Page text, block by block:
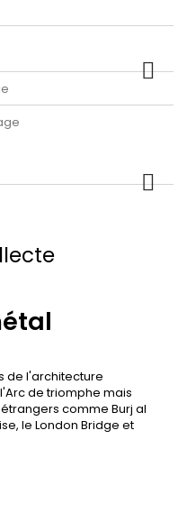
de l'architecture
de triomphe mais
comme Burj al
le London Bridge et